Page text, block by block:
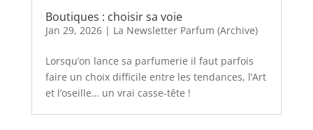
Boutiques : choisir sa voie
Jan 29, 2026| La Newsletter Parfum (Archive)
Lorsqu’on lance sa parfumerie il faut parfois
faire un choix difficile entre les tendances, l’Art
et l’oseille… un vrai casse-tête !